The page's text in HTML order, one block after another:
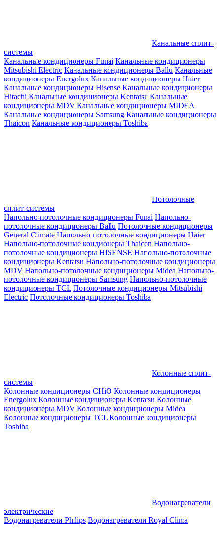
Канальные сплит-
системы
Канальные кондиционеры Funai Канальные кондиционеры
Mitsubishi Electric Канальные кондиционеры Ballu Канальные
кондиционеры Energolux Канальные кондиционеры Haier
Канальные кондиционеры Hisense Канальные кондиционеры
Hitachi Канальные кондиционеры Kentatsu Канальные
кондиционеры MDV Канальные кондиционеры MIDEA
Канальные кондиционеры Samsung Канальные кондиционеры
Thaicon Канальные кондиционеры Toshiba
Потолочные
сплит-системы
Напольно-потолочные кондиционеры Funai Напольно-
потолочные кондиционеры Ballu Потолочные кондиционеры
General Climate Напольно-потолочные кондиционеры Haier
Напольно-потолочные кондионеры Thaicon Напольно-
потолочные кондиционеры HISENSE Напольно-потолочные
кондиционеры Kentatsu Напольно-потолочные кондиционеры
MDV Напольно-потолочные кондиционеры Midea Напольно-
потолочные кондиционеры Samsung Напольно-потолочные
кондиционеры TCL Потолочные кондиционеры Mitsubishi
Electric Потолочные кондиционеры Toshiba
Колонные сплит-
системы
Колонные кондиционеры CHiQ Колонные кондиционеры
Energolux Колонные кондиционеры Kentatsu Колонные
кондиционеры MDV Колонные кондиционеры Midea
Колонные кондиционеры TCL Колонные кондиционеры
Toshiba
Водонагреватели
электрические
Водонагреватели Philips Водонагреватели Royal Clima